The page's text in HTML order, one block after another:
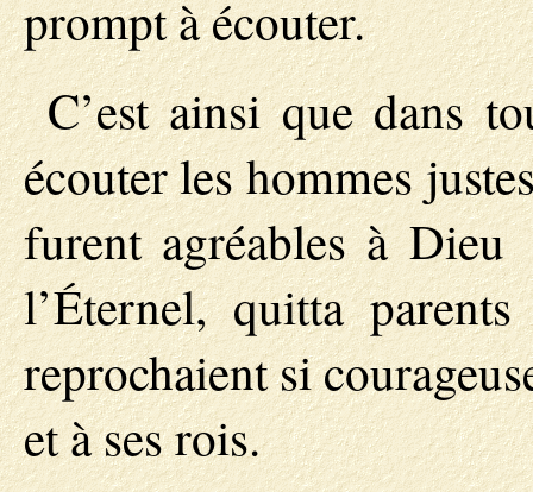
prompt à écouter.
C’est ainsi que dans
écouter les hommes
furent agréables à
l’Éternel, quitta
reprochaient si
et à ses rois.